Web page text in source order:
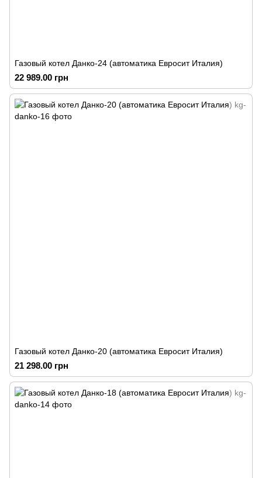
Газовый котел Данко-24 (автоматика Евросит Италия)
22 989.00 грн
Газовый котел Данко-20 (автоматика Евросит Италия)
21 298.00 грн